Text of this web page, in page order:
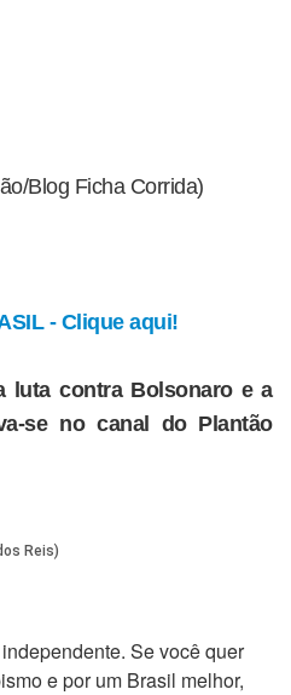
Blog Ficha Corrida)
- Clique aqui!
luta contra Bolsonaro e a
se no canal do Plantão
Se você quer
e por um Brasil melhor,